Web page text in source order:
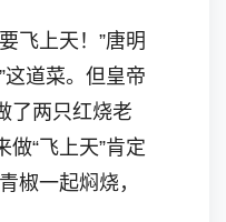
飞上天！”唐明
道菜。但皇帝
了两只红烧老
“飞上天”肯定
椒一起焖烧，